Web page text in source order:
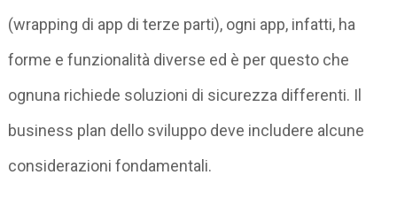
(wrapping di app di terze parti), ogni app, infatti, ha
forme e funzionalità diverse ed è per questo che
ognuna richiede soluzioni di sicurezza differenti. Il
business plan dello sviluppo deve includere alcune
considerazioni fondamentali.